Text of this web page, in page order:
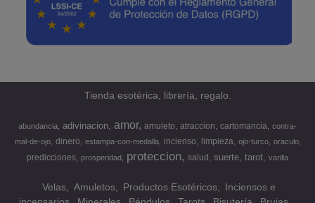
Tienda esotérica, librería, regalo.
abundancia adivinacion amor amuleto atraccion cartomancia
contra-
mal-de-ojo
dinero estampa-con-medalla incienso limpieza ojo-turco oraculo
predicciones prosperidad proteccion salud suerte tarot varilla
Velas Amuletos Productos Esotéricos
Inciensos e